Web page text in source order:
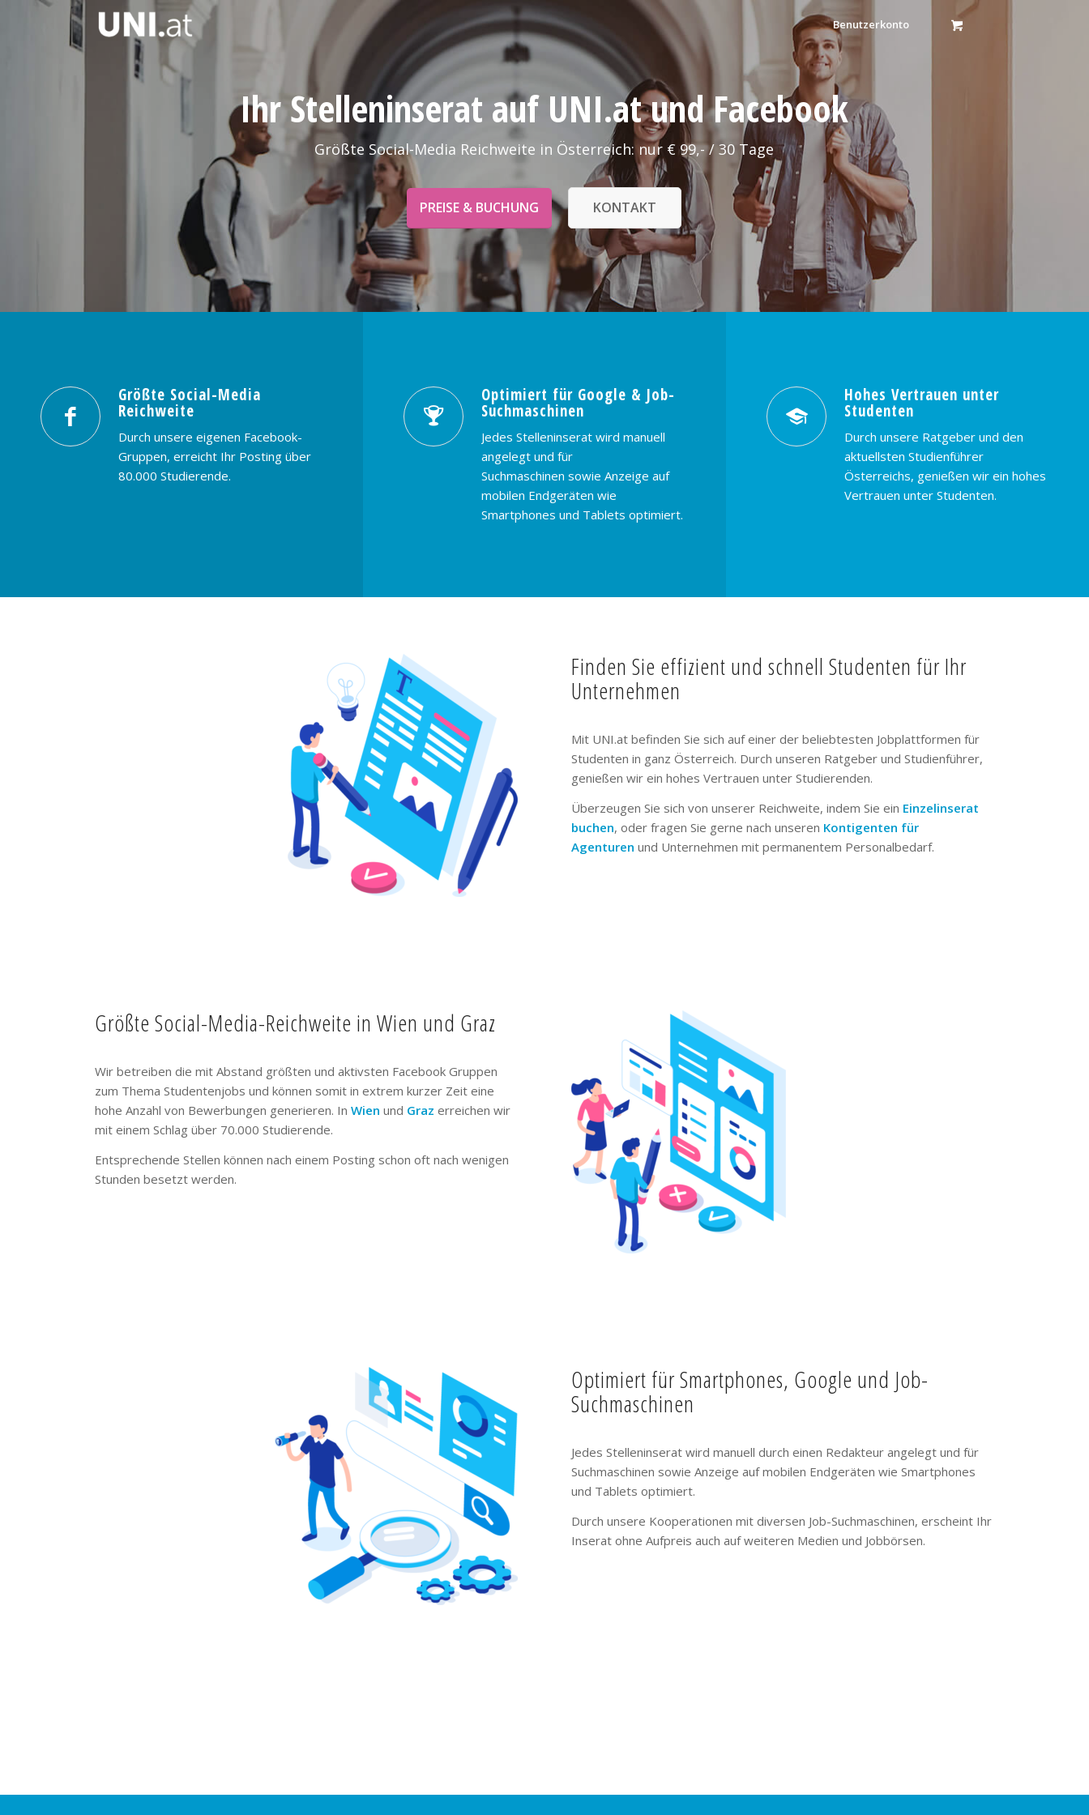
Benutzerkonto
Ihr Stelleninserat auf UNI.at und Facebook
Größte Social-Media Reichweite in Österreich: nur € 99,- / 30 Tage
PREISE & BUCHUNG KONTAKT
Größte Social-Media
Reichweite
Durch unsere eigenen Facebook-
Gruppen, erreicht Ihr Posting über
80.000 Studierende.
Optimiert für Google & Job-
Suchmaschinen
Jedes Stelleninserat wird manuell
angelegt und für
Suchmaschinen sowie Anzeige auf
mobilen Endgeräten wie
Smartphones und Tablets optimiert.
Hohes Vertrauen unter
Studenten
Durch unsere Ratgeber und den
aktuellsten Studienführer
Österreichs, genießen wir ein hohes
Vertrauen unter Studenten.
Finden Sie effizient und schnell Studenten für Ihr
Unternehmen
Mit UNI.at befinden Sie sich auf einer der beliebtesten Jobplattformen für
Studenten in ganz Österreich. Durch unseren Ratgeber und Studienführer,
genießen wir ein hohes Vertrauen unter Studierenden.
Überzeugen Sie sich von unserer Reichweite, indem Sie ein Einzelinserat
buchen, oder fragen Sie gerne nach unseren Kontigenten für
Agenturen und Unternehmen mit permanentem Personalbedarf.
Größte Social-Media-Reichweite in Wien und Graz
Wir betreiben die mit Abstand größten und aktivsten Facebook Gruppen
zum Thema Studentenjobs und können somit in extrem kurzer Zeit eine
hohe Anzahl von Bewerbungen generieren. InWien und Graz erreichen wir
mit einem Schlag über 70.000 Studierende.
Entsprechende Stellen können nach einem Posting schon oft nach wenigen
Stunden besetzt werden.
Optimiert für Smartphones, Google und Job-
Suchmaschinen
Jedes Stelleninserat wird manuell durch einen Redakteur angelegt und für
Suchmaschinen sowie Anzeige auf mobilen Endgeräten wie Smartphones
und Tablets optimiert.
Durch unsere Kooperationen mit diversen Job-Suchmaschinen, erscheint Ihr
Inserat ohne Aufpreis auch auf weiteren Medien und Jobbörsen.